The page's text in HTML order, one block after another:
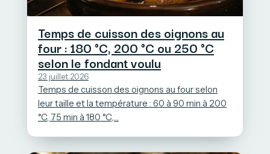
Temps de cuisson des oignons au
four : 180 °C, 200 °C ou 250 °C
selon le fondant voulu
23 juillet 2026
Temps de cuisson des oignons au four selon
leur taille et la température : 60 à 90 min à 200
°C, 75 min à 180 °C,…